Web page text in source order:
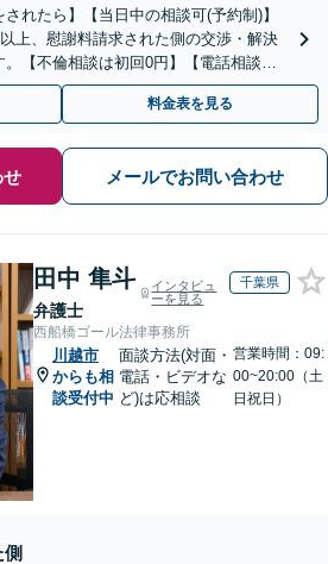
れたら】【当日中の相談可(予約制)】
上、慰謝料請求された側の交渉・解決
【不倫相談は初回0円】【電話相談で
料金表を見る
メールでお問い合わせ
田中 隼斗
弁護士
インタビュ
ーを見る
千葉県
西船橋ゴール法律事務所
川越市
からも相
談受付中
面談方法(対面・
電話・ビデオな
ど)は応相談
営業時間：09:
00~20:00（土
日祝日）